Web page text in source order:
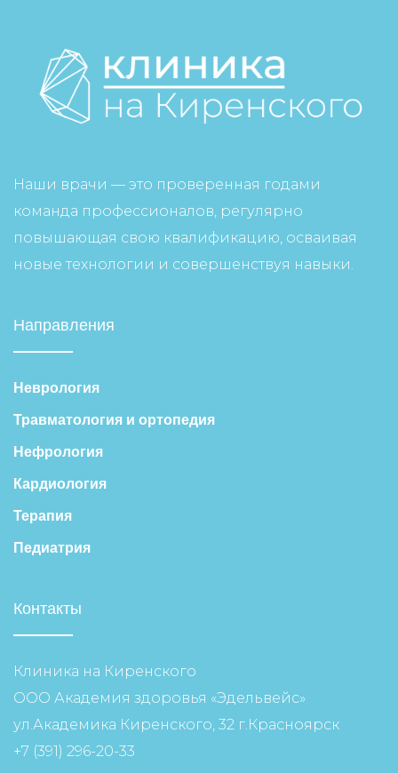
Наши врачи — это проверенная годами
команда профессионалов, регулярно
повышающая свою квалификацию, осваивая
новые технологии и совершенствуя навыки.
Направления
Неврология
Травматология и ортопедия
Нефрология
Кардиология
Терапия
Педиатрия
Контакты
Клиника на Киренского
ООО Академия здоровья «Эдельвейс»
ул.Академика Киренского, 32 г.Красноярск
+7 (391) 296-20-33